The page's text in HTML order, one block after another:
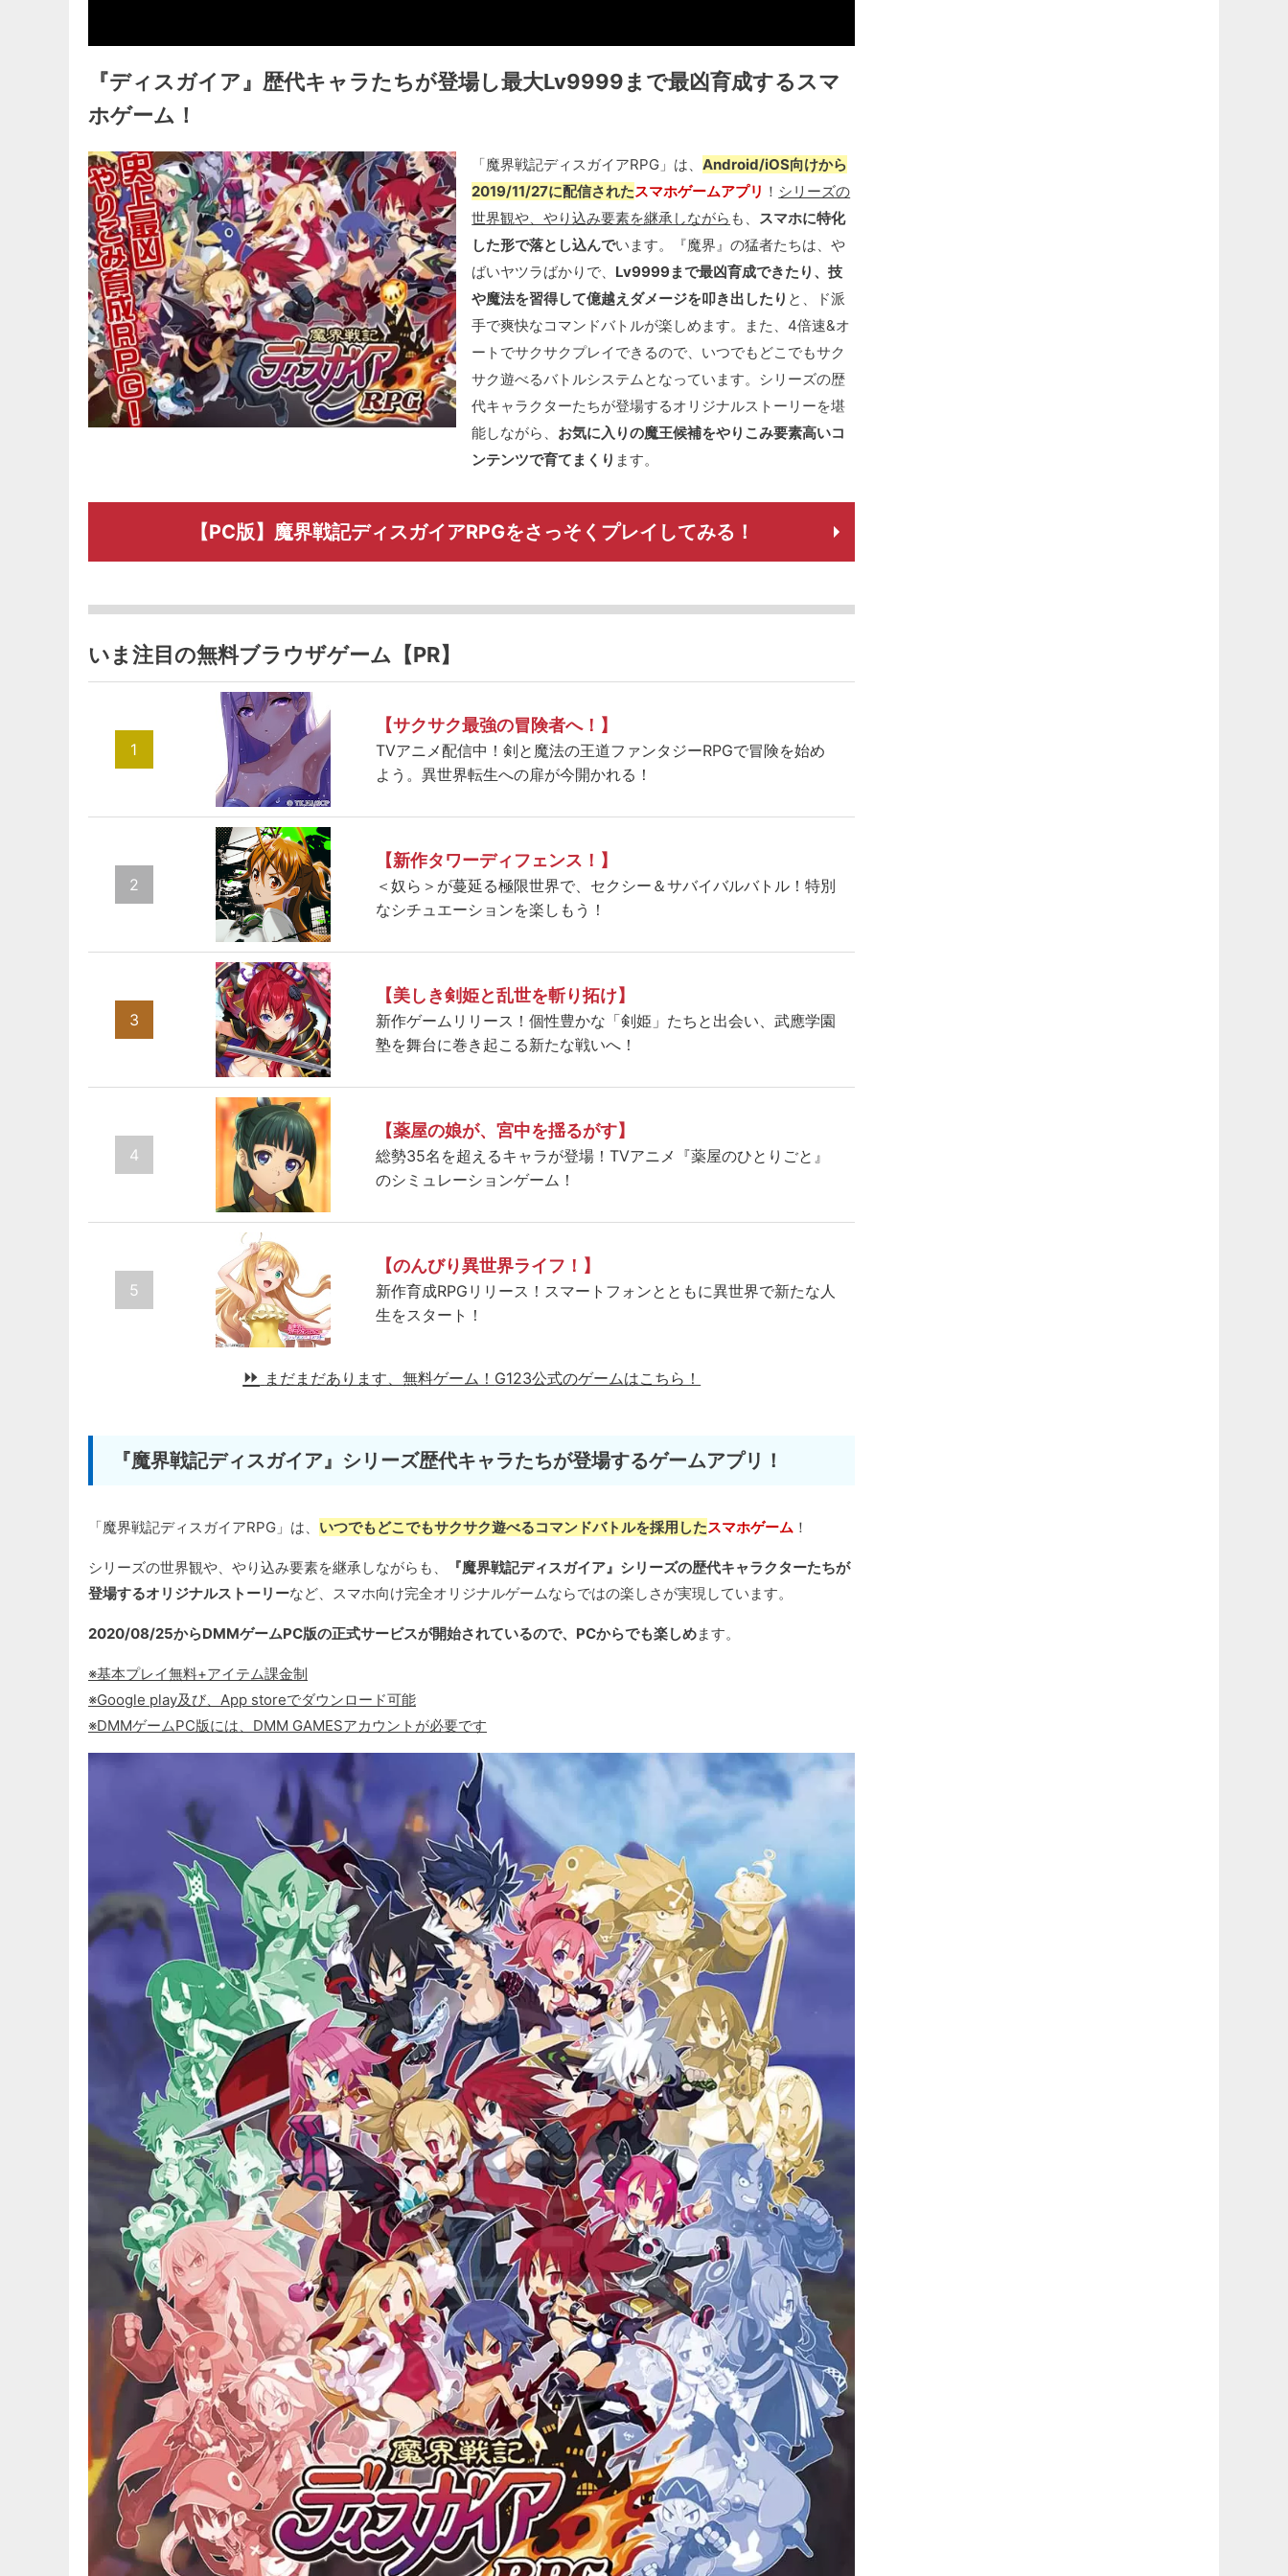
『ディスガイア』歴代キャラたちが登場し最大Lv9999まで最凶育成するスマ
ホゲーム！
「魔界戦記ディスガイアRPG」は、Android/iOS向けから
2019/11/27に配信されたスマホゲームアプリ ！ シリーズの
世界観や、やり込み要素を継承しながら も、 スマホに特化
した形で落とし込んでいます。『魔界』の猛者たちは、や
ばいヤツラばかりで、 Lv9999まで最凶育成できたり、技
や魔法を習得して億越えダメージを叩き出したり と、ド派
手で爽快なコマンドバトルが楽しめます。また、4倍速&オ
ートでサクサクプレイできるので、いつでもどこでもサク
サク遊べるバトルシステムとなっています。シリーズの歴
代キャラクターたちが登場するオリジナルストーリーを堪
能しながら、 お気に入りの魔王候補をやりこみ要素高いコ
ンテンツで育てまくり ます。
【PC版】魔界戦記ディスガイアRPGをさっそくプレイしてみる！
いま注目の無料ブラウザゲーム【PR】
1
【サクサク最強の冒険者へ！】
TVアニメ配信中！剣と魔法の王道ファンタジーRPGで冒険を始め
よう。異世界転生への扉が今開かれる！
2
【新作タワーディフェンス！】
＜奴ら＞が蔓延る極限世界で、セクシー＆サバイバルバトル！特別
なシチュエーションを楽しもう！
3
【美しき剣姫と乱世を斬り拓け】
新作ゲームリリース！個性豊かな「剣姫」たちと出会い、武應学園
塾を舞台に巻き起こる新たな戦いへ！
4
【薬屋の娘が、宮中を揺るがす】
総勢35名を超えるキャラが登場！TVアニメ『薬屋のひとりごと』
のシミュレーションゲーム！
5
【のんびり異世界ライフ！】
新作育成RPGリリース！スマートフォンとともに異世界で新たな人
生をスタート！
まだまだあります、無料ゲーム！ G123公式のゲームはこちら！
『魔界戦記ディスガイア』シリーズ歴代キャラたちが登場するゲームアプリ！
「魔界戦記ディスガイアRPG」は、 いつでもどこでもサクサク遊べるコマンドバトルを採用したスマホゲーム ！
シリーズの世界観や、やり込み要素を継承しながらも、
『魔界戦記ディスガイア』シリーズの歴代キャラクターたちが
登場するオリジナルストーリーなど、スマホ向け完全オリジナルゲームならではの楽しさが実現しています。
2020/08/25からDMMゲームPC版の正式サービスが開始されているので、PCからでも楽しめます。
※基本プレイ無料+アイテム課金制
※Google play及び、App storeでダウンロード可能
※DMMゲームPC版には、DMM GAMESアカウントが必要です